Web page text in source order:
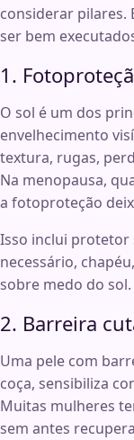
considerar pilares.
ser bem
1.
O sol é um dos
envelhecimento
textura, rugas,
Na menopausa,
a fotoproteção
Isso inclui protetor
necessário,
sobre medo do
2. Barreira
Uma pele com
coça, sensibiliza
Muitas mulheres
sem antes